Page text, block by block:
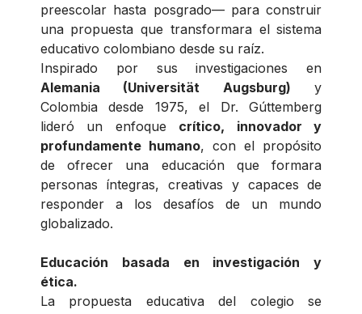
preescolar hasta posgrado— para construir
una propuesta que transformara el sistema
educativo colombiano desde su raíz.
Inspirado por sus investigaciones en
Alemania (Universität Augsburg) y
Colombia desde 1975, el Dr. Gúttemberg
lideró un enfoque crítico, innovador y
profundamente humano, con el propósito
de ofrecer una educación que formara
personas íntegras, creativas y capaces de
responder a los desafíos de un mundo
globalizado.
Educación basada en investigación y
ética.
La propuesta educativa del colegio se